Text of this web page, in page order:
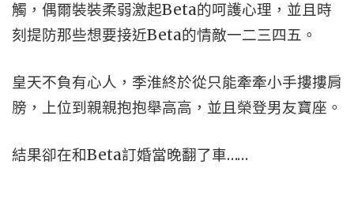
觸，偶爾裝裝柔弱激起Beta的呵護心理，並且時
刻提防那些想要接近Beta的情敵一二三四五。
皇天不負有心人，季淮終於從只能牽牽小手摟摟肩
膀，上位到親親抱抱舉高高，並且榮登男友寶座。
結果卻在和Beta訂婚當晚翻了車……